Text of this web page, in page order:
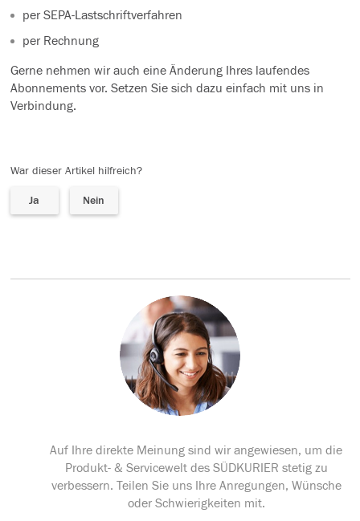
per SEPA-Lastschriftverfahren
per Rechnung
Gerne nehmen wir auch eine Änderung Ihres laufendes
Abonnements vor. Setzen Sie sich dazu einfach mit uns in
Verbindung.
War dieser Artikel hilfreich?
Ja Nein
Auf Ihre direkte Meinung sind wir angewiesen, um die
Produkt- & Servicewelt des SÜDKURIER stetig zu
verbessern. Teilen Sie uns Ihre Anregungen, Wünsche
oder Schwierigkeiten mit.